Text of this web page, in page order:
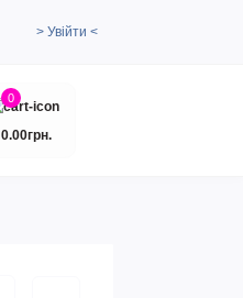
> Увійти <
0
0.00грн.